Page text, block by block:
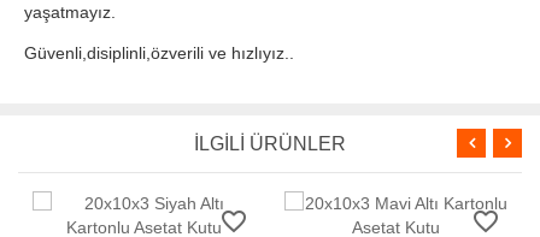
yaşatmayız.
Güvenli,disiplinli,özverili ve hızlıyız..
İLGİLİ ÜRÜNLER
favorite_border favorite_border